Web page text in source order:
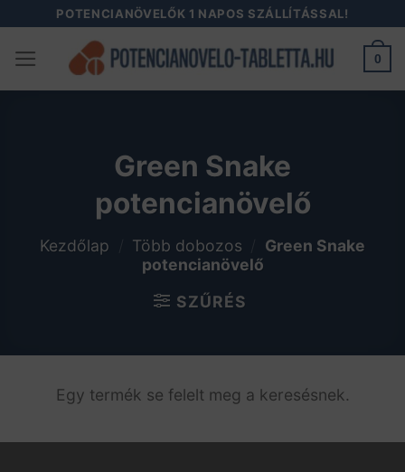
content
POTENCIANÖVELŐK 1 NAPOS SZÁLLÍTÁSSAL!
0
Green Snake
potencianövelő
Kezdőlap Több dobozos
Green Snake
potencianövelő
SZŰRÉS
Egy termék se felelt meg a keresésnek.